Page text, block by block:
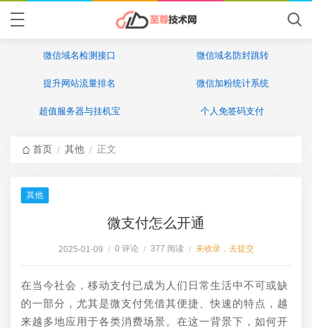
微信域名检测接口 微信域名防封跳转
提升网站流量排名 微信加粉统计系统
超值服务器与挂机宝 个人免签码支付
首页 / 其他 / 正文
其他
微支付怎么开通
2025-01-09 / 0 评论 / 377 阅读 / 未收录，去提交
在当今社会，移动支付已成为人们日常生活中不可或缺
的一部分，尤其是微支付凭借其便捷、快速的特点，越
来越多地应用于各类消费场景。在这一背景下，如何开